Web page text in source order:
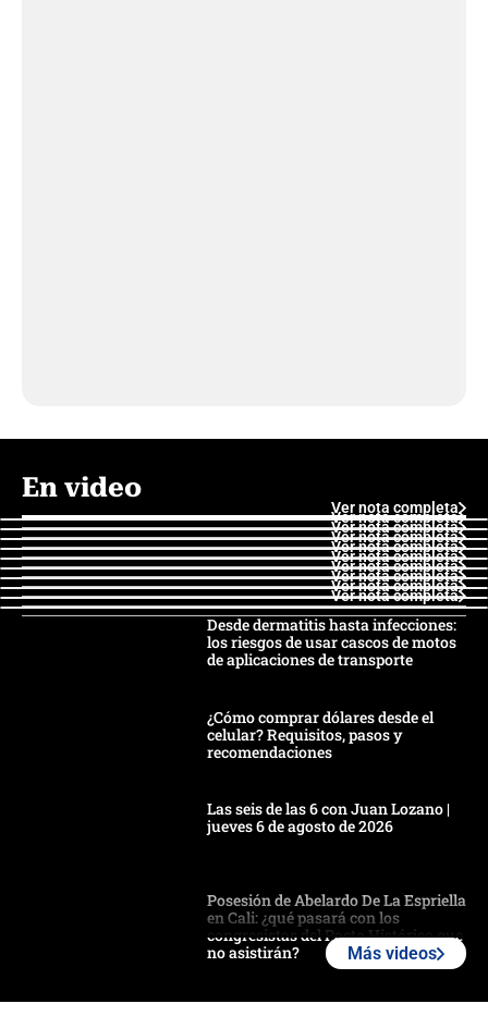
En video
Ver nota completa
Ver nota completa
Ver nota completa
Ver nota completa
Ver nota completa
Ver nota completa
Ver nota completa
Ver nota completa
Ver nota completa
Ver nota completa
Desde dermatitis hasta infecciones:
los riesgos de usar cascos de motos
de aplicaciones de transporte
¿Cómo comprar dólares desde el
celular? Requisitos, pasos y
recomendaciones
Las seis de las 6 con Juan Lozano |
jueves 6 de agosto de 2026
Posesión de Abelardo De La Espriella
en Cali: ¿qué pasará con los
congresistas del Pacto Histórico que
no asistirán?
Más videos